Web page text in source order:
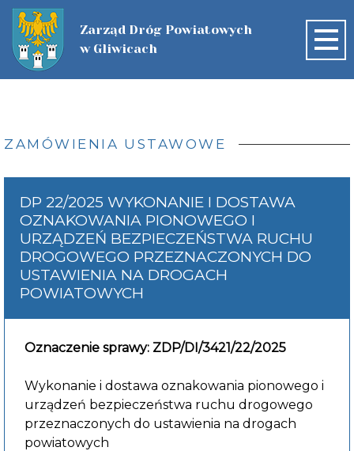
Zarząd Dróg Powiatowych
w Gliwicach
ZADANIA DOFINANSOWANE ZE
ŚRODKÓW ZEWNĘTRZNYCH
WZORY DOKUMENTÓW
ZIMOWE UTRZYMANIE DRÓG
ZAMÓWIENIA PUBLICZNE
PLAN POSTĘPOWAŃ
ZAMÓWIENIA USTAWOWE
ZAMÓWIENIA DO 170.000
SIEĆ DRÓG
SIEĆ DRÓG
MAPA DRÓG
NABÓR
NABÓR
KONTAKT
ZAMÓWIENIA USTAWOWE
DP 22/2025 WYKONANIE I DOSTAWA
OZNAKOWANIA PIONOWEGO I
URZĄDZEŃ BEZPIECZEŃSTWA RUCHU
DROGOWEGO PRZEZNACZONYCH DO
USTAWIENIA NA DROGACH
POWIATOWYCH
Oznaczenie sprawy: ZDP/DI/3421/22/2025
Wykonanie i dostawa oznakowania pionowego i
urządzeń bezpieczeństwa ruchu drogowego
przeznaczonych do ustawienia na drogach
powiatowych